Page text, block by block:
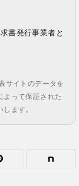
書発行事業者と
サイトのデータを
よって保証された
ます。